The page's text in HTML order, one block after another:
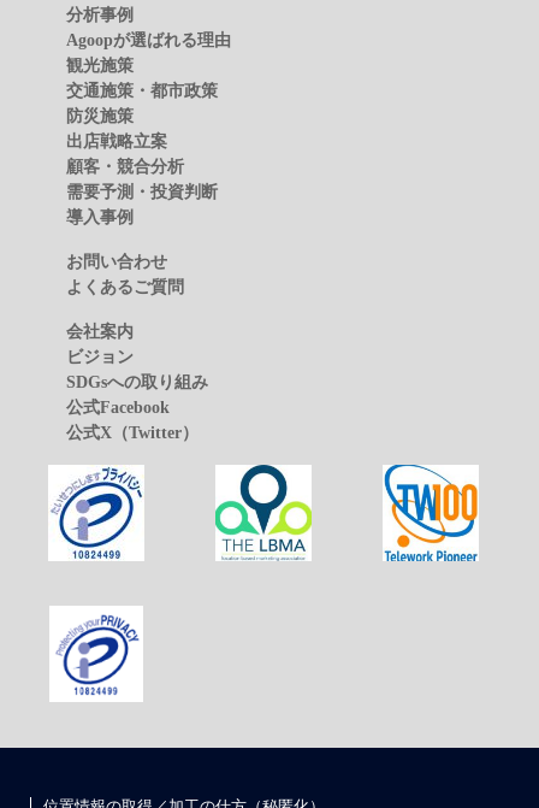
分析事例
Agoopが選ばれる理由
観光施策
交通施策・都市政策
防災施策
出店戦略立案
顧客・競合分析
需要予測・投資判断
導入事例
お問い合わせ
よくあるご質問
会社案内
ビジョン
SDGsへの取り組み
公式Facebook
公式X（Twitter）